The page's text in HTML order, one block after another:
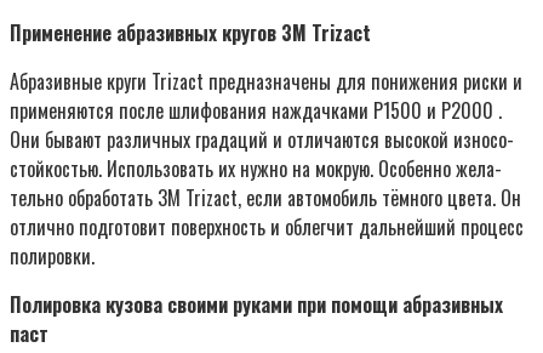
При­ме­не­ние абра­зив­ных кру­гов 3M Trizact
Абра­зив­ные кру­ги Trizact пред­на­зна­че­ны для пони­же­ния рис­ки и
при­ме­ня­ют­ся после шли­фо­ва­ния наждач­ка­ми P1500 и P2000 .
Они быва­ют раз­лич­ных гра­да­ций и отли­ча­ют­ся высо­кой изно­со­
стой­ко­стью. Исполь­зо­вать их нуж­но на мок­рую. Осо­бен­но жела­
тель­но обра­бо­тать 3M Trizact, если авто­мо­биль тём­но­го цве­та. Он
отлич­но под­го­то­вит поверх­ность и облег­чит даль­ней­ший про­цесс
полировки.
Поли­ров­ка кузо­ва сво­и­ми рука­ми при помо­щи абра­зив­ных
паст